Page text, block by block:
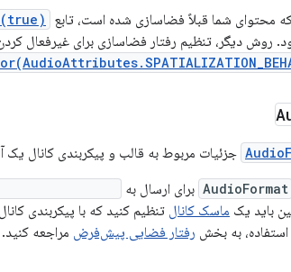
محتوای شما قبلاً فضاسازی شده است، تابع
روش دیگر، تنظیم رفتار فضاسازی برای غیرفعال
جزئیات مربوط به قالب و پیکربندی کانال
AudioFormat برای ارسال به
باید یک ماسک کانال تنظیم کنید که با پیکربندی
به بخش رفتار فضایی پیش‌فرض مراجعه کنید.